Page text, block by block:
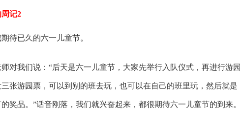
记2
待已久的六一儿童节。
对我们说：“后天是六一儿童节，大家先举行入队仪式，再进行游园
张游园票，可以到别的班去玩，也可以在自己的班里玩，然后就是
奖品。”话音刚落，我们就兴奋起来，都很期待六一儿童节的到来。